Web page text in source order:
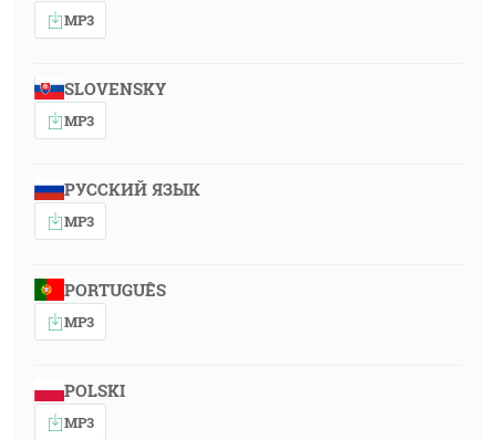
MP3
SLOVENSKY
MP3
РУССКИЙ ЯЗЫК
MP3
PORTUGUÊS
MP3
POLSKI
MP3